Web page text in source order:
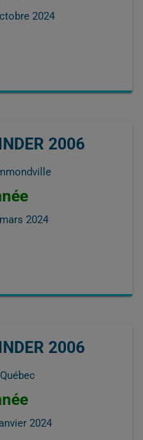
2024
2006
mars 2024
2006
2024